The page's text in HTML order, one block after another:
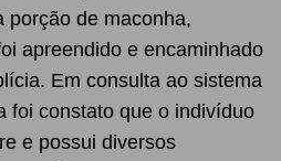
porção de maconha,
apreendido e encaminhado
Em consulta ao sistema
foi constato que o indivíduo
e possui diversos